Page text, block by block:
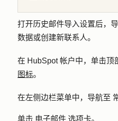
打开历史邮件导入设置后，
数据或创建新联系人。
在 HubSpot 帐户中，单击顶
图标。
在左侧边栏菜单中，导航至
单击 电子邮件 选项卡。